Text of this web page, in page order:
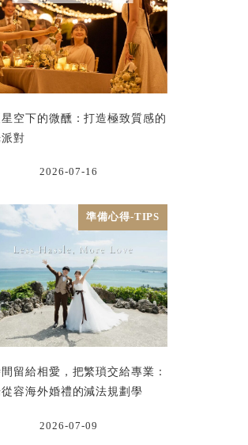
空下的微醺：打造極致質感的
對
2026-07-16
準備心得-TIPS
留給相愛，把繁瑣交給專業：
容海外婚禮的減法規劃學
2026-07-09